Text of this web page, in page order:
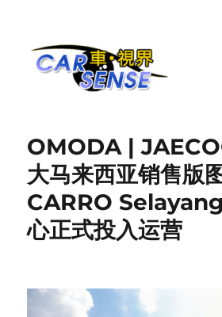
OMODA |
大马来西亚销售版
CARRO
心正式投入运营